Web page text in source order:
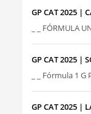
GP CAT 2025 |
_ _ FÓRMULA
GP CAT 2025 |
_ _ Fórmula 1
GP CAT 2025 |